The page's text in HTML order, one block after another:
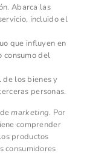
Abarca las
incluido el
que influyen en
consumo del
de los bienes y
personas.
marketing. Por
comprender
productos
consumidores